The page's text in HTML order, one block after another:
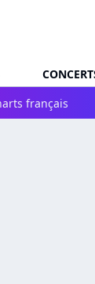
français